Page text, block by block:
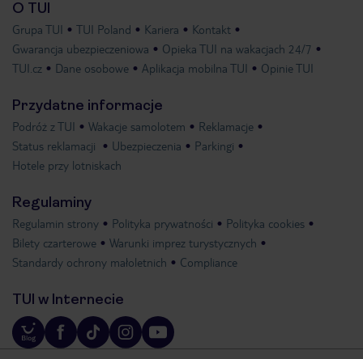
O TUI
Grupa TUI TUI Poland Kariera
Kontakt
Gwarancja ubezpieczeniowa
Opieka TUI na wakacjach 24/7
TUI.cz
Dane osobowe Aplikacja mobilna TUI Opinie TUI
Przydatne informacje
Podróż z TUI Wakacje samolotem
Reklamacje
Status reklamacji
Ubezpieczenia
Parkingi
Hotele przy lotniskach
Regulaminy
Regulamin strony Polityka prywatności
Polityka cookies
Bilety czarterowe
Warunki imprez turystycznych
Standardy ochrony małoletnich
Compliance
TUI w Internecie